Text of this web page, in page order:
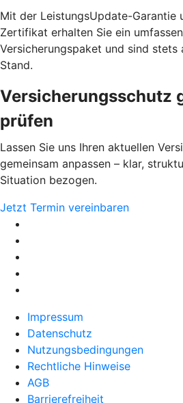
Mit der LeistungsUpdate-Garantie
Zertifikat erhalten Sie ein
Versicherungspaket und sind stets
Stand.
Versicherungsschutz
prüfen
Lassen Sie uns Ihren aktuellen
gemeinsam anpassen – klar,
Situation bezogen.
Jetzt Termin vereinbaren
Impressum
Datenschutz
Nutzungsbedingungen
Rechtliche Hinweise
AGB
Barrierefreiheit